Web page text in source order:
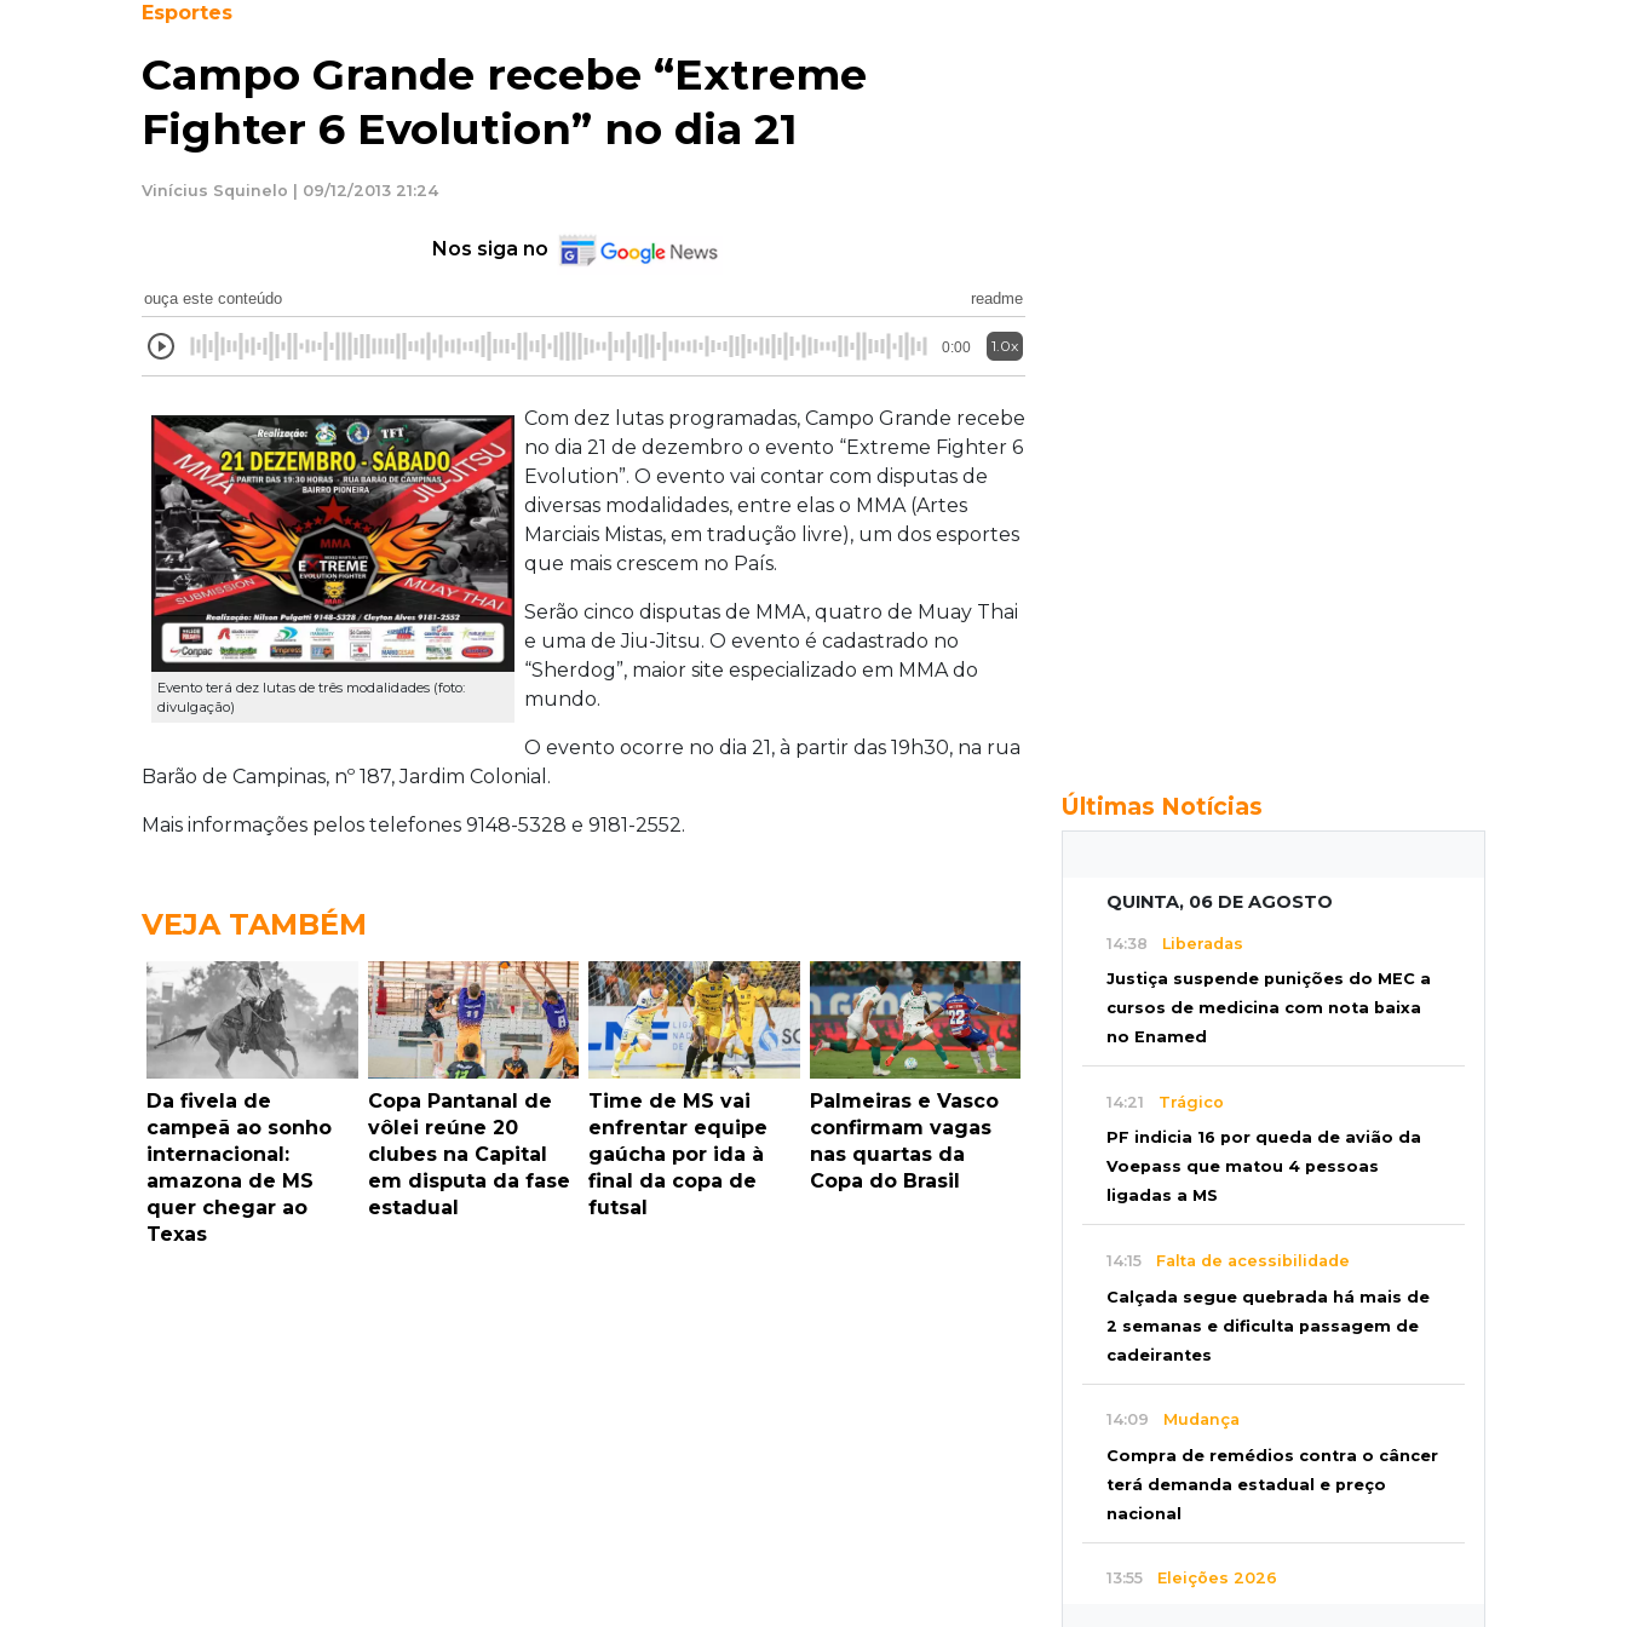
Esportes
Campo Grande recebe “Extreme
Fighter 6 Evolution” no dia 21
Vinícius Squinelo | 09/12/2013 21:24
Nos siga no
ouça este conteúdo readme
0:00 1.0x
Evento terá dez lutas de três modalidades (foto:
divulgação)
Com dez lutas programadas, Campo Grande recebe
no dia 21 de dezembro o evento “Extreme Fighter 6
Evolution”. O evento vai contar com disputas de
diversas modalidades, entre elas o MMA (Artes
Marciais Mistas, em tradução livre), um dos esportes
que mais crescem no País.
Serão cinco disputas de MMA, quatro de Muay Thai
e uma de Jiu-Jitsu. O evento é cadastrado no
“Sherdog”, maior site especializado em MMA do
mundo.
O evento ocorre no dia 21, à partir das 19h30, na rua
Barão de Campinas, nº 187, Jardim Colonial.
Mais informações pelos telefones 9148-5328 e 9181-2552.
VEJA TAMBÉM
Da fivela de
campeã ao sonho
internacional:
amazona de MS
quer chegar ao
Texas
Copa Pantanal de
vôlei reúne 20
clubes na Capital
em disputa da fase
estadual
Time de MS vai
enfrentar equipe
gaúcha por ida à
final da copa de
futsal
Palmeiras e Vasco
confirmam vagas
nas quartas da
Copa do Brasil
Últimas Notícias
QUINTA, 06 DE AGOSTO
14:38 Liberadas
Justiça suspende punições do MEC a
cursos de medicina com nota baixa
no Enamed
14:21 Trágico
PF indicia 16 por queda de avião da
Voepass que matou 4 pessoas
ligadas a MS
14:15 Falta de acessibilidade
Calçada segue quebrada há mais de
2 semanas e dificulta passagem de
cadeirantes
14:09 Mudança
Compra de remédios contra o câncer
terá demanda estadual e preço
nacional
13:55 Eleições 2026